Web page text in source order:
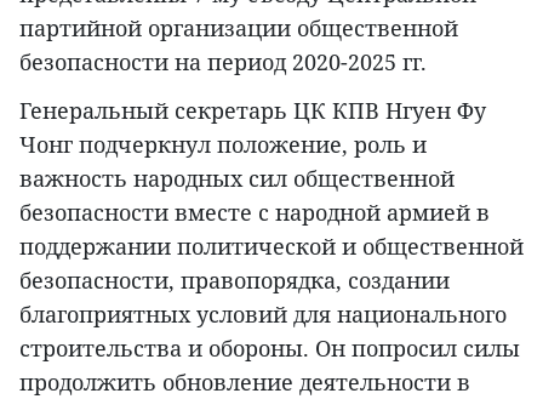
партийной организации общественной
безопасности на период 2020-2025 гг.
Генеральный секретарь ЦК КПВ Нгуен Фу
Чонг подчеркнул положение, роль и
важность народных сил общественной
безопасности вместе с народной армией в
поддержании политической и общественной
безопасности, правопорядка, создании
благоприятных условий для национального
строительства и обороны. Он попросил силы
продолжить обновление деятельности в